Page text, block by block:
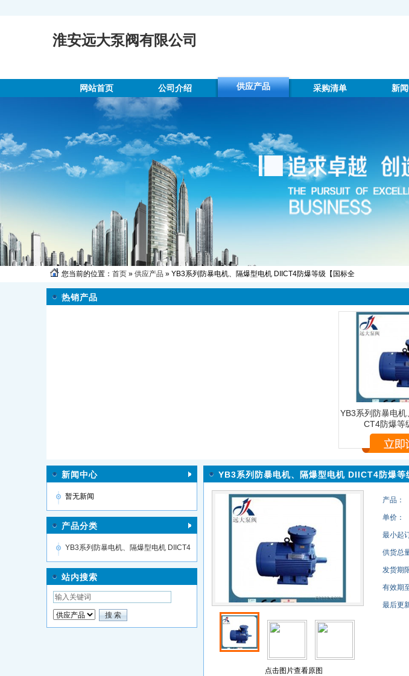
淮安远大泵阀有限公司
网站首页 公司介绍 供应产品 采购清单 新
您当前的位置： 首页 » 供应产品 » YB3系列防暴电机、隔爆型电机 DIICT4防爆等级【国标全
热销产品
YB3系列防暴电
CT4防爆等
新闻中心
暂无新闻
产品分类
YB3系列防暴电机、隔爆型电机 DIICT4
防爆等级【国标全
站内搜索
YB3系列防暴电机、隔爆型电机 DIICT4防爆等
点击图片查看原图
产品：
单价：
最小起
供货总
发货期
有效期
最后更